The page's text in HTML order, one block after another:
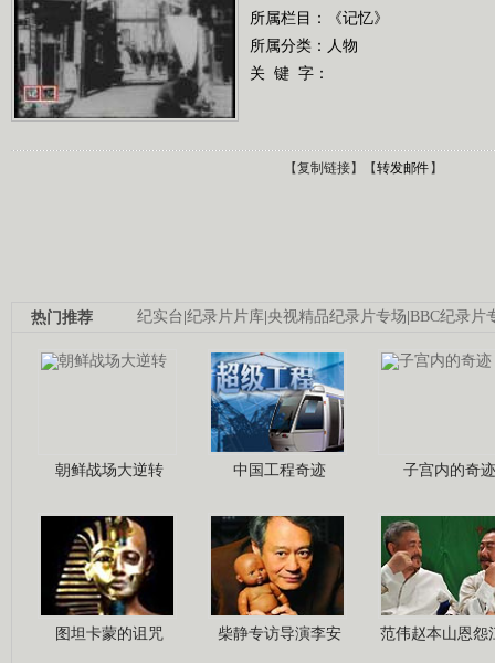
所属栏目：
《记忆》
所属分类：人物
关 键 字：
【复制链接】【转发邮件】
纪实台|纪录片片库|央视精品纪录片专场|BBC纪录片
热门推荐
朝鲜战场大逆转 中国工程奇迹 子宫内的奇迹
图坦卡蒙的诅咒 柴静专访导演李安 范伟赵本山恩怨